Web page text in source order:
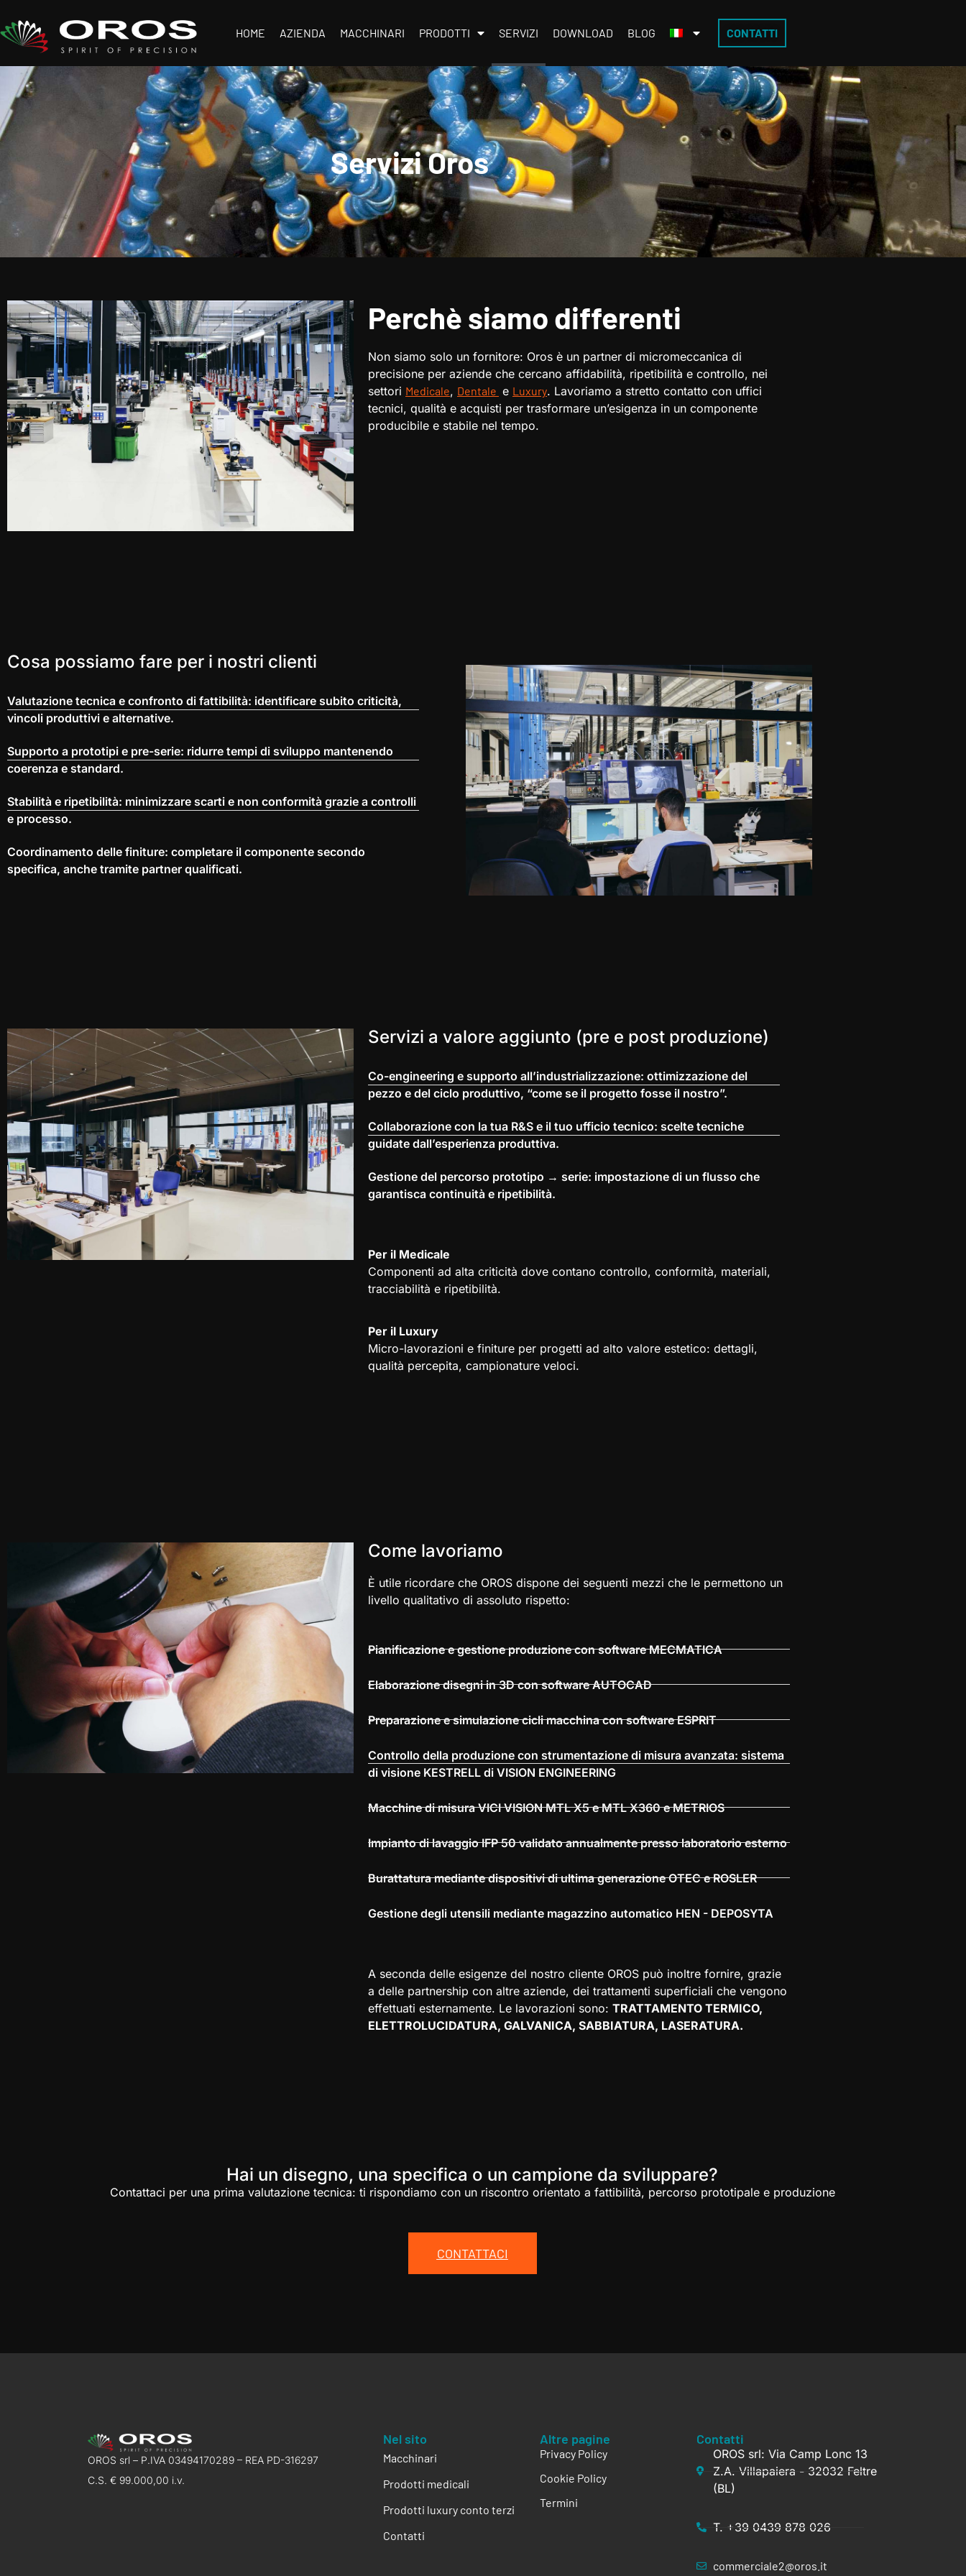
HOME AZIENDA MACCHINARI PRODOTTI SERVIZI DOWNLOAD BLOG CONTATTI
Servizi Oros
Perchè siamo differenti
Non siamo solo un fornitore: Oros è un partner di micromeccanica di
precisione per aziende che cercano affidabilità, ripetibilità e controllo, nei
settori Medicale, Dentale e Luxury. Lavoriamo a stretto contatto con uffici
tecnici, qualità e acquisti per trasformare un’esigenza in un componente
producibile e stabile nel tempo.
Cosa possiamo fare per i nostri clienti
Valutazione tecnica e confronto di fattibilità: identificare subito criticità,
vincoli produttivi e alternative.
Supporto a prototipi e pre-serie: ridurre tempi di sviluppo mantenendo
coerenza e standard.
Stabilità e ripetibilità: minimizzare scarti e non conformità grazie a controlli
e processo.
Coordinamento delle finiture: completare il componente secondo
specifica, anche tramite partner qualificati.
Servizi a valore aggiunto (pre e post produzione)
Co-engineering e supporto all’industrializzazione: ottimizzazione del
pezzo e del ciclo produttivo, “come se il progetto fosse il nostro”.
Collaborazione con la tua R&S e il tuo ufficio tecnico: scelte tecniche
guidate dall’esperienza produttiva.
Gestione del percorso prototipo → serie: impostazione di un flusso che
garantisca continuità e ripetibilità.
Per il Medicale
Componenti ad alta criticità dove contano controllo, conformità, materiali,
tracciabilità e ripetibilità.
Per il Luxury
Micro-lavorazioni e finiture per progetti ad alto valore estetico: dettagli,
qualità percepita, campionature veloci.
Come lavoriamo
È utile ricordare che OROS dispone dei seguenti mezzi che le permettono un
livello qualitativo di assoluto rispetto:
Pianificazione e gestione produzione con software MECMATICA
Elaborazione disegni in 3D con software AUTOCAD
Preparazione e simulazione cicli macchina con software ESPRIT
Controllo della produzione con strumentazione di misura avanzata: sistema
di visione KESTRELL di VISION ENGINEERING
Macchine di misura VICI VISION MTL X5 e MTL X360 e METRIOS
Impianto di lavaggio IFP 50 validato annualmente presso laboratorio esterno
Burattatura mediante dispositivi di ultima generazione OTEC e ROSLER
Gestione degli utensili mediante magazzino automatico HEN - DEPOSYTA
A seconda delle esigenze del nostro cliente OROS può inoltre fornire, grazie
a delle partnership con altre aziende, dei trattamenti superficiali che vengono
effettuati esternamente. Le lavorazioni sono: TRATTAMENTO TERMICO,
ELETTROLUCIDATURA, GALVANICA, SABBIATURA, LASERATURA.
Hai un disegno, una specifica o un campione da sviluppare?
Contattaci per una prima valutazione tecnica: ti rispondiamo con un riscontro orientato a fattibilità, percorso prototipale e produzione
CONTATTACI
OROS srl – P.IVA 03494170289 – REA PD-316297
C.S. € 99.000,00 i.v.
Nel sito
Macchinari
Prodotti medicali
Prodotti luxury conto terzi
Contatti
Altre pagine
Privacy Policy
Cookie Policy
Termini
Contatti
OROS srl: Via Camp Lonc 13
Z.A. Villapaiera - 32032 Feltre
(BL)
T. +39 0439 878 026
commerciale2@oros.it